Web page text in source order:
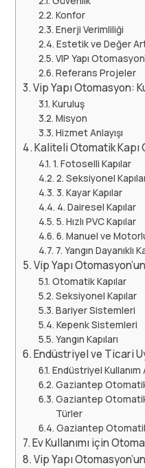
Konfor
Enerji Verimliliği
Estetik ve Değer
VIP Yapı
Referans Projeler
Vip Yapı Otomasyon:
Kuruluş
Misyon
Hizmet Anlayışı
Kaliteli Otomatik
1. Fotoselli Kapılar
2. Seksiyonel
3. Kayar Kapılar
4. Dairesel Kapılar
5. Hızlı PVC Kapılar
6. Manuel ve
7. Yangın Dayanıklı
Vip Yapı
Otomatik Kapılar
Seksiyonel Kapılar
Bariyer Sistemleri
Kepenk Sistemleri
Yangın Kapıları
Endüstriyel ve Ticari
Endüstriyel Kullanım
Gaziantep Otomatik
Gaziantep Otomatik
Türler
Gaziantep
Ev Kullanımı için
Vip Yapı